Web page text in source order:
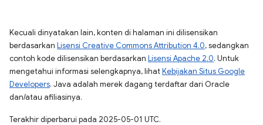
Kecuali dinyatakan lain, konten di halaman ini dilisensikan
berdasarkan Lisensi Creative Commons Attribution 4.0, sedangkan
contoh kode dilisensikan berdasarkan Lisensi Apache 2.0. Untuk
mengetahui informasi selengkapnya, lihatKebijakan Situs Google
Developers. Java adalah merek dagang terdaftar dari Oracle
dan/atau afiliasinya.
Terakhir diperbarui pada 2025-05-01 UTC.